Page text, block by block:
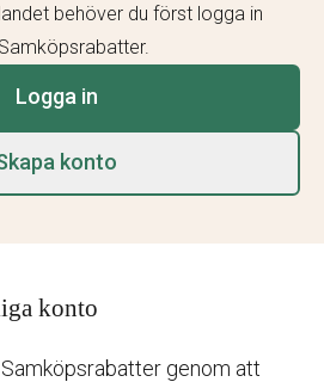
behöver du först logga in
Logga in
konto
konto
genom att